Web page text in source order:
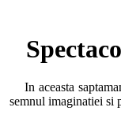
In aceasta
semnul imaginatiei si